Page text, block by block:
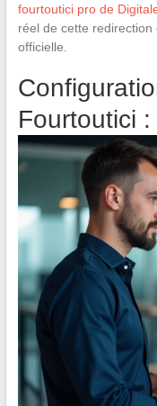
fourtoutici pro de
réel de cette redirection
officielle.
Fourtoutici